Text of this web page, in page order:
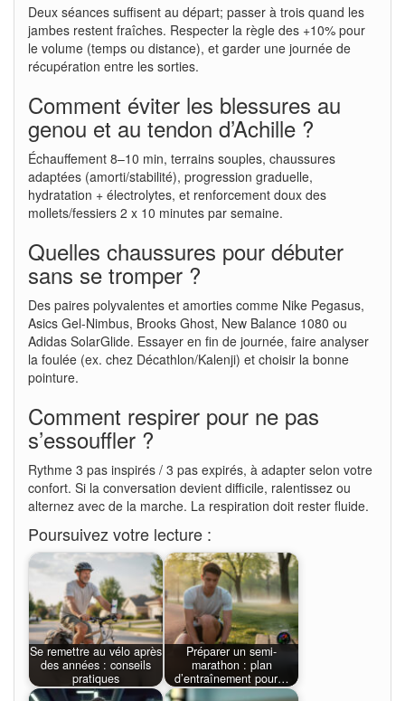
Deux séances suffisent au départ; passer à trois quand les
jambes restent fraîches. Respecter la règle des +10% pour
le volume (temps ou distance), et garder une journée de
récupération entre les sorties.
Comment éviter les blessures au
genou et au tendon d’Achille ?
Échauffement 8–10 min, terrains souples, chaussures
adaptées (amorti/stabilité), progression graduelle,
hydratation + électrolytes, et renforcement doux des
mollets/fessiers 2 x 10 minutes par semaine.
Quelles chaussures pour débuter
sans se tromper ?
Des paires polyvalentes et amorties comme Nike Pegasus,
Asics Gel-Nimbus, Brooks Ghost, New Balance 1080 ou
Adidas SolarGlide. Essayer en fin de journée, faire analyser
la foulée (ex. chez Décathlon/Kalenji) et choisir la bonne
pointure.
Comment respirer pour ne pas
s’essouffler ?
Rythme 3 pas inspirés / 3 pas expirés, à adapter selon votre
confort. Si la conversation devient difficile, ralentissez ou
alternez avec de la marche. La respiration doit rester fluide.
Poursuivez votre lecture :
Se remettre au vélo après
des années : conseils
pratiques
Préparer un semi-
marathon : plan
d’entraînement pour…